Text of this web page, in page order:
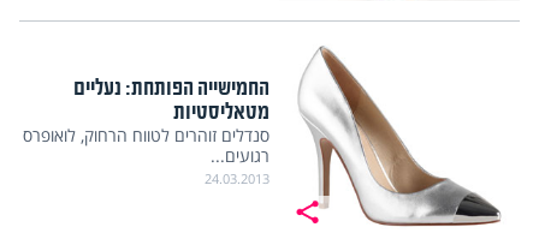
החמישייה הפותחת: נעליים
מטאליסטיות
סנדלים זוהרים לטווח הרחוק, לואופרס
רגועים...
24.03.2013